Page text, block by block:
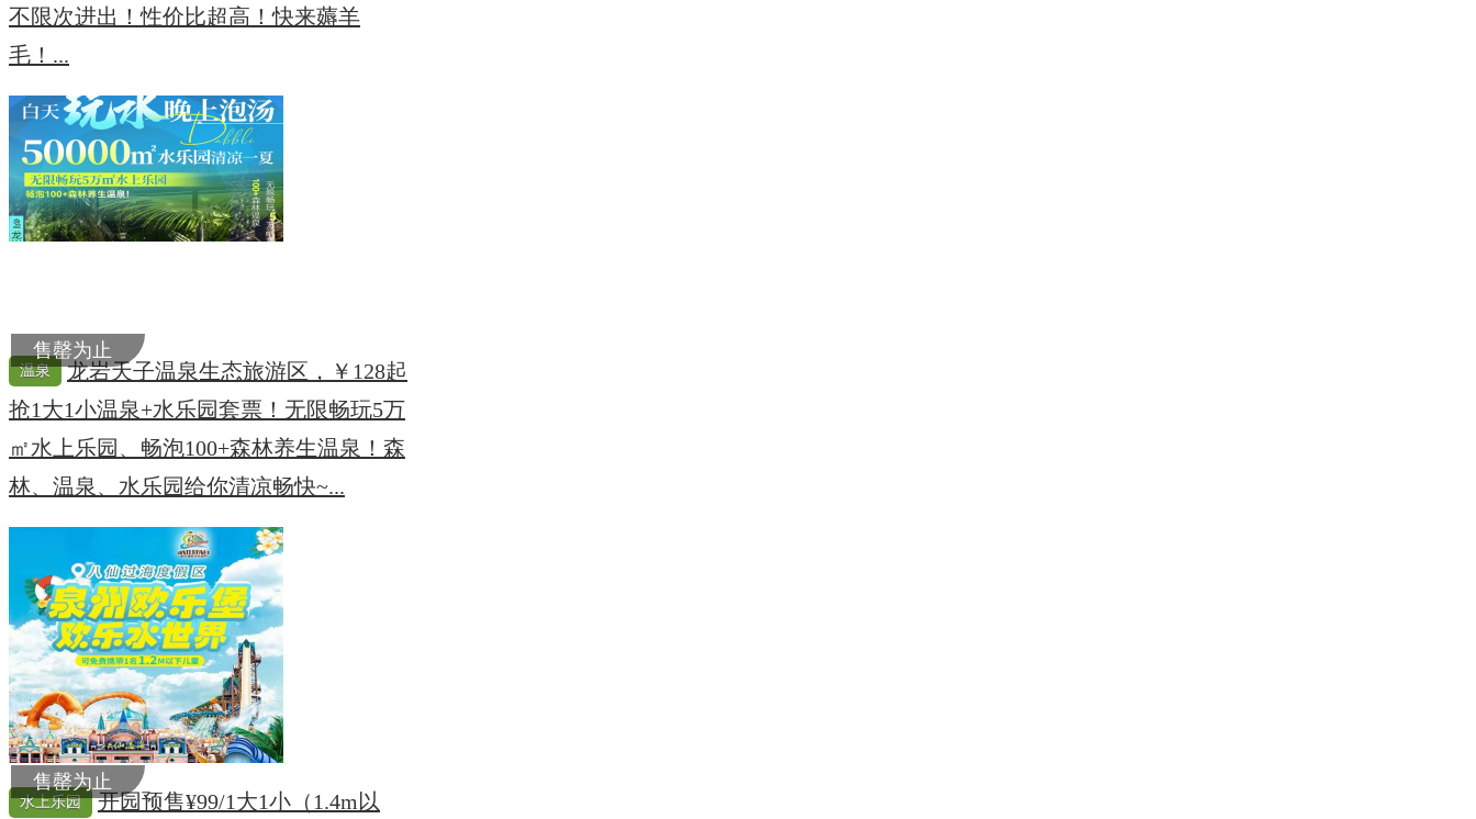
不限次进出！性价比超高！快来薅羊
毛！...
温泉
龙岩天子温泉生态旅游区，￥128起
抢1大1小温泉+水乐园套票！无限畅玩5万
㎡水上乐园、畅泡100+森林养生温泉！森
林、温泉、水乐园给你清凉畅快~...
售罄为止
水上乐园
开园预售¥99/1大1小（1.4m以
售罄为止